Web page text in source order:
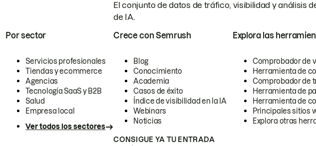
El conjunto de datos de tráfico, visibilidad y análisis
de IA.
Por sector
Servicios profesionales
Tiendas y ecommerce
Agencias
Tecnología SaaS y B2B
Salud
Empresa local
Ver todos los sectores
Crece con Semrush
Blog
Conocimiento
Academia
Casos de éxito
Índice de visibilidad en la IA
Webinars
Noticias
Explora las
Comprobador de
Herramienta de
Comprobador de
Herramienta de
Herramienta de
Principales sitios
Explora otras
CONSIGUE YA TU ENTRADA